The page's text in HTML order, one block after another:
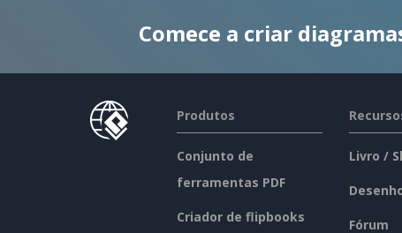
Comece a criar
Produtos
Conjunto de
ferramentas PDF
Criador de flipbooks
Livro /
Fórum